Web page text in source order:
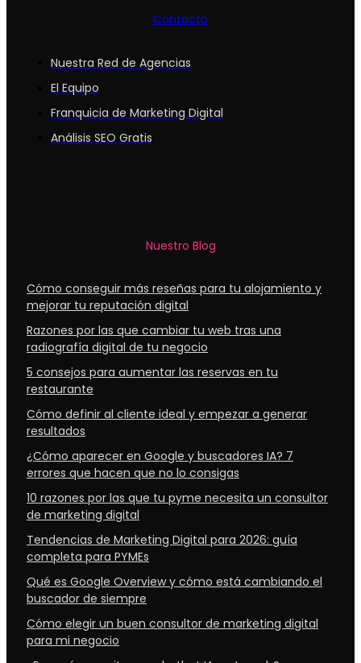
Contacto
Nuestra Red de Agencias
El Equipo
Franquicia de Marketing Digital
Análisis SEO Gratis
Nuestro Blog
Cómo conseguir más reseñas para tu alojamiento y
mejorar tu reputación digital
Razones por las que cambiar tu web tras una
radiografía digital de tu negocio
5 consejos para aumentar las reservas en tu
restaurante
Cómo definir al cliente ideal y empezar a generar
resultados
¿Cómo aparecer en Google y buscadores IA? 7
errores que hacen que no lo consigas
10 razones por las que tu pyme necesita un consultor
de marketing digital
Tendencias de Marketing Digital para 2026: guía
completa para PYMEs
Qué es Google Overview y cómo está cambiando el
buscador de siempre
Cómo elegir un buen consultor de marketing digital
para mi negocio